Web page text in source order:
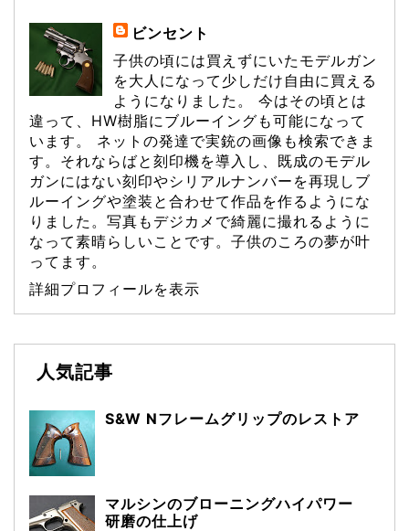
ビンセント
子供の頃には買えずにいたモデルガン
を大人になって少しだけ自由に買える
ようになりました。 今はその頃とは
違って、HW樹脂にブルーイングも可能になって
います。 ネットの発達で実銃の画像も検索できま
す。それならばと刻印機を導入し、既成のモデル
ガンにはない刻印やシリアルナンバーを再現しブ
ルーイングや塗装と合わせて作品を作るようにな
りました。写真もデジカメで綺麗に撮れるように
なって素晴らしいことです。子供のころの夢が叶
ってます。
詳細プロフィールを表示
人気記事
S&W Nフレームグリップのレストア
マルシンのブローニングハイパワー
研磨の仕上げ